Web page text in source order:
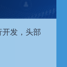
开发，头部